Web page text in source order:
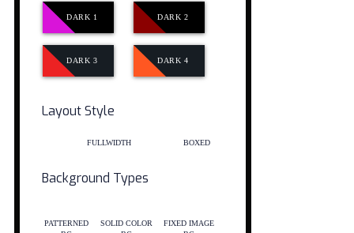
DARK 1 DARK 2
DARK 3 DARK 4
Layout Style
FULLWIDTH BOXED
Background Types
PATTERNED
SOLID COLOR
FIXED IMAGE